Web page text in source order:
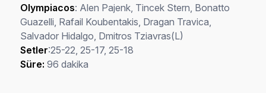
Olympiacos: Alen Pajenk, Tincek Stern, Bonatto
Guazelli, Rafail Koubentakis, Dragan Travica,
Salvador Hidalgo, Dmitros Tziavras(L)
Setler:25-22, 25-17, 25-18
Süre: 96 dakika